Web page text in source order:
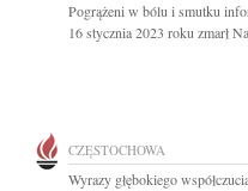
Pogrążeni w bólu i smutku
16 stycznia 2023 roku zmarł
CZĘSTOCHOWA
Wyrazy głębokiego